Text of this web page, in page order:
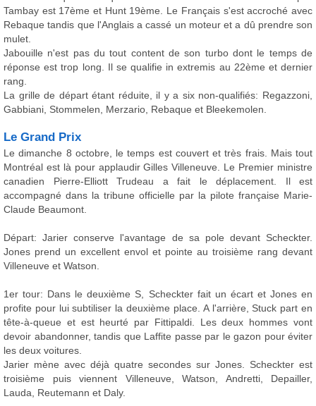
Tambay est 17ème et Hunt 19ème. Le Français s'est accroché avec
Rebaque tandis que l'Anglais a cassé un moteur et a dû prendre son
mulet.
Jabouille n'est pas du tout content de son turbo dont le temps de
réponse est trop long. Il se qualifie in extremis au 22ème et dernier
rang.
La grille de départ étant réduite, il y a six non-qualifiés: Regazzoni,
Gabbiani, Stommelen, Merzario, Rebaque et Bleekemolen.
Le Grand Prix
Le dimanche 8 octobre, le temps est couvert et très frais. Mais tout
Montréal est là pour applaudir Gilles Villeneuve. Le Premier ministre
canadien Pierre-Elliott Trudeau a fait le déplacement. Il est
accompagné dans la tribune officielle par la pilote française Marie-
Claude Beaumont.
Départ: Jarier conserve l'avantage de sa pole devant Scheckter.
Jones prend un excellent envol et pointe au troisième rang devant
Villeneuve et Watson.
1er tour: Dans le deuxième S, Scheckter fait un écart et Jones en
profite pour lui subtiliser la deuxième place. A l'arrière, Stuck part en
tête-à-queue et est heurté par Fittipaldi. Les deux hommes vont
devoir abandonner, tandis que Laffite passe par le gazon pour éviter
les deux voitures.
Jarier mène avec déjà quatre secondes sur Jones. Scheckter est
troisième puis viennent Villeneuve, Watson, Andretti, Depailler,
Lauda, Reutemann et Daly.